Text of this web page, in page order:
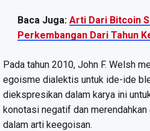
Baca Juga: Arti Dari Bitcoin
Perkembangan Dari Tahun
Pada tahun 2010, John F. Welsh
egoisme dialektis untuk ide-ide
diekspresikan dalam karya ini
konotasi negatif dan
dalam arti keegoisan.